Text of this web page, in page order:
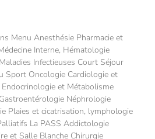
Menu Anesthésie Pharmacie et
Interne, Hématologie
Infectieuses Court Séjour
Sport Oncologie Cardiologie et
et Métabolisme
Néphrologie
Plaies et cicatrisation, lymphologie
La PASS Addictologie
et Salle Blanche Chirurgie